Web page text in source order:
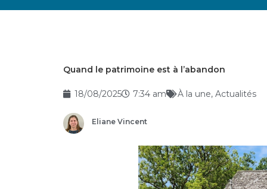
Quand le patrimoine est à l’abandon
18/08/2025 7:34 am À la une, Actualités
Eliane Vincent